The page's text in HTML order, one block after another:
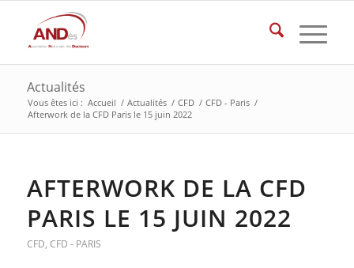
Actualités
Vous êtes ici : Accueil / Actualités / CFD / CFD - Paris /
Afterwork de la CFD Paris le 15 juin 2022
AFTERWORK DE LA CFD
PARIS LE 15 JUIN 2022
CFD, CFD - PARIS